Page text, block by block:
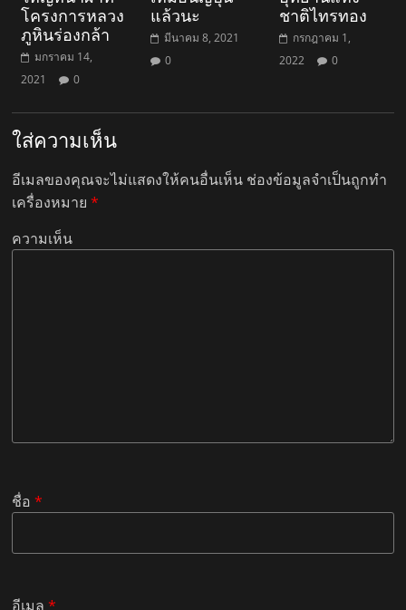
โครงการหลวง
ภูหินร่องกล้า
มกราคม 14,
2021
0
แล้วนะ
มีนาคม 8, 2021
0
ชาติไทรทอง
กรกฎาคม 1,
2022
0
ใส่ความเห็น
อีเมลของคุณจะไม่แสดงให้คนอื่นเห็น ช่องข้อมูลจำเป็นถูกทำ
เครื่องหมาย*
ความเห็น
ชื่อ*
อีเมล*